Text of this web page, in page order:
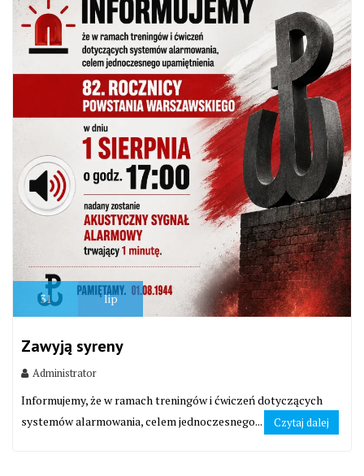
31 lip
Zawyją syreny
Administrator
Informujemy, że w ramach treningów i ćwiczeń dotyczących
systemów alarmowania, celem jednoczesnego...
Czytaj dalej